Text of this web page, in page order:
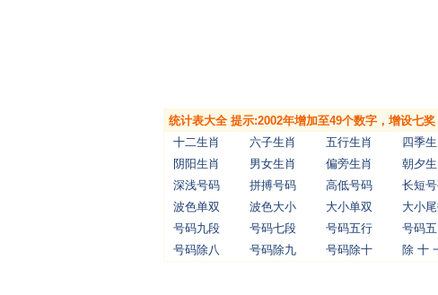
统计表大全 提示:2002年增加至49个数字，增设七
十二生肖
六子生肖 五行生肖 四季
阴阳生肖
男女生肖 偏旁生肖 朝夕生
深浅号码
拼搏号码 高低号码 长短
波色单双
波色大小 大小单双 大小
号码九段
号码七段 号码五行 号码
号码除八
号码除九 号码除十 除 十